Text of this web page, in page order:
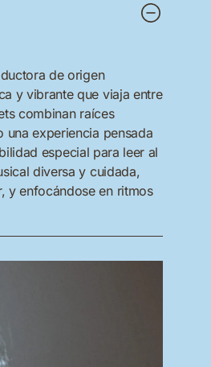
de origen
y vibrante que viaja entre
combinan raíces
experiencia pensada
especial para leer al
diversa y cuidada,
y enfocándose en ritmos